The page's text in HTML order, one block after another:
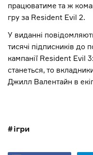
працюватиме та ж
гру за Resident Evil 2.
У виданні
тисячі підписників до
кампанії Resident Evil
станеться, то
Джилл Валентайн в
ігри